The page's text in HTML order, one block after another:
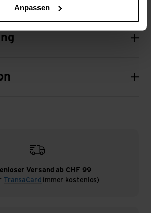
Anpassen
Versand ab CHF 99
TransaCard immer kostenlos)